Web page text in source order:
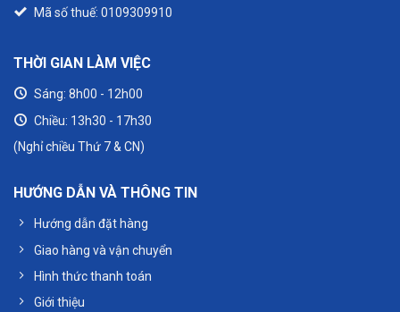
Mã số thuế: 0109309910
THỜI GIAN LÀM VIỆC
Sáng: 8h00 - 12h00
Chiều: 13h30 - 17h30
(Nghỉ chiều Thứ 7 & CN)
HƯỚNG DẪN VÀ THÔNG TIN
Hướng dẫn đặt hàng
Giao hàng và vận chuyển
Hình thức thanh toán
Giới thiệu